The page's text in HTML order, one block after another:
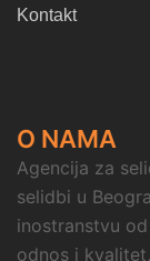
Kontakt
O NAMA
Agencija za
selidbi u
inostranstvu
odnos i